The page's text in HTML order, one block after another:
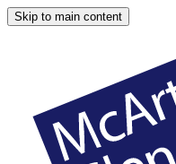
Skip to main content